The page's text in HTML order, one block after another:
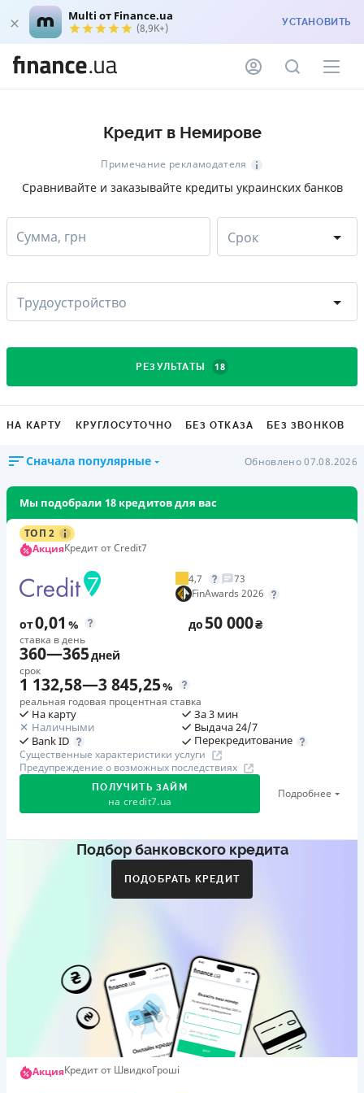
Multi от Finance.ua
(8,9K+) УСТАНОВИТЬ
Кредит в Немирове
Примечание рекламодателя
Сравнивайте и заказывайте кредиты украинских банков
Сумма, грн Срок
Трудоустройство
РЕЗУЛЬТАТЫ 18
НА КАРТУ КРУГЛОСУТОЧНО БЕЗ ОТКАЗА БЕЗ ЗВОНКОВ
Сначала популярные Обновлено 07.08.2026
Мы подобрали 18 кредитов для вас
ТОП 2
АкцияКредит от Credit7
4,7
73
FinAwards 2026
от0,01 %
ставка в день
до50 000₴
360—365дней
срок
1 132,58—3 845,25%
реальная годовая процентная ставка
На карту
Наличными
Bank ID
За 3 мин
Выдача 24/7
Перекредитование
Существенные характеристики услуги
Предупреждение о возможных последствиях
ПОЛУЧИТЬ ЗАЙМ
на credit7.ua
Подробнее
Акция: «Кешбэк за друга»
друг регистрируется и получает первый кредит (от
Бронзовый призер FinAwards 2026 «Лучшая программа
лояльности»
Первый займ
от 0,01%/день до 30 000 ₴
Повторный займ
от 0,95%/день до 50 000 ₴
Подбор банковского кредита
ПОДОБРАТЬ КРЕДИТ
АкцияКредит от ШвидкоГроші